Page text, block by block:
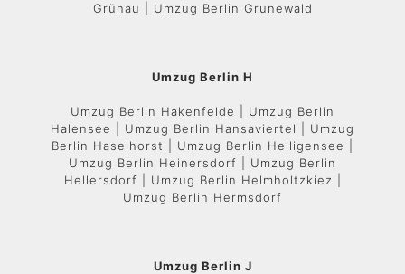
Grünau | Umzug Berlin Grunewald
Umzug Berlin H
Umzug Berlin Hakenfelde | Umzug Berlin
Halensee | Umzug Berlin Hansaviertel | Umzug
Berlin Haselhorst | Umzug Berlin Heiligensee |
Umzug Berlin Heinersdorf | Umzug Berlin
Hellersdorf | Umzug Berlin Helmholtzkiez |
Umzug Berlin Hermsdorf
Umzug Berlin J